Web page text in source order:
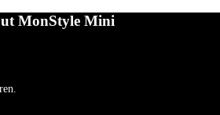
MonStyle Mini